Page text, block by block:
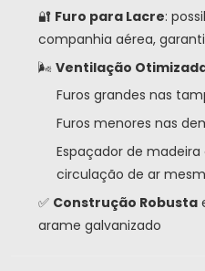
🔐 Furo para Lacre:
companhia aérea,
🌬️ Ventilação
Furos grandes nas
Furos menores nas
Espaçador de
circulação de ar
✅ Construção Robusta
arame galvanizado